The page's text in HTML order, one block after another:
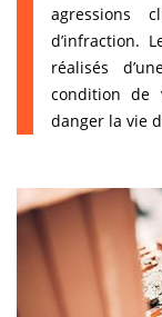
agressions
d’infraction.
réalisés
condition de
danger la vie